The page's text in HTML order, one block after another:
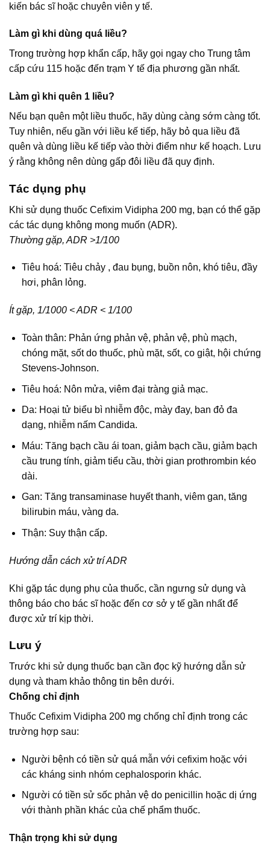
kiến bác sĩ hoặc chuyên viên y tế.
Làm gì khi dùng quá liều?
Trong trường hợp khẩn cấp, hãy gọi ngay cho Trung tâm
cấp cứu 115 hoặc đến trạm Y tế địa phương gần nhất.
Làm gì khi quên 1 liều?
Nếu bạn quên một liều thuốc, hãy dùng càng sớm càng tốt.
Tuy nhiên, nếu gần với liều kế tiếp, hãy bỏ qua liều đã
quên và dùng liều kế tiếp vào thời điểm như kế hoạch. Lưu
ý rằng không nên dùng gấp đôi liều đã quy định.
Tác dụng phụ
Khi sử dụng thuốc Cefixim Vidipha 200 mg, bạn có thể gặp
các tác dụng không mong muốn (ADR).
Thường gặp, ADR >1/100
Tiêu hoá: Tiêu chảy , đau bụng, buồn nôn, khó tiêu, đầy
hơi, phân lỏng.
Ít gặp, 1/1000 < ADR < 1/100
Toàn thân: Phản ứng phản vệ, phản vệ, phù mạch,
chóng mặt, sốt do thuốc, phù mặt, sốt, co giật, hội chứng
Stevens-Johnson.
Tiêu hoá: Nôn mửa, viêm đại tràng giả mạc.
Da: Hoại tử biểu bì nhiễm độc, mày đay, ban đỏ đa
dạng, nhiễm nấm Candida.
Máu: Tăng bạch cầu ái toan, giảm bạch cầu, giảm bạch
cầu trung tính, giảm tiểu cầu, thời gian prothrombin kéo
dài.
Gan: Tăng transaminase huyết thanh, viêm gan, tăng
bilirubin máu, vàng da.
Thận: Suy thận cấp.
Hướng dẫn cách xử trí ADR
Khi gặp tác dụng phụ của thuốc, cần ngưng sử dụng và
thông báo cho bác sĩ hoặc đến cơ sở y tế gần nhất để
được xử trí kịp thời.
Lưu ý
Trước khi sử dụng thuốc bạn cần đọc kỹ hướng dẫn sử
dụng và tham khảo thông tin bên dưới.
Chống chỉ định
Thuốc Cefixim Vidipha 200 mg chống chỉ định trong các
trường hợp sau:
Người bệnh có tiền sử quá mẫn với cefixim hoặc với
các kháng sinh nhóm cephalosporin khác.
Người có tiền sử sốc phản vệ do penicillin hoặc dị ứng
với thành phần khác của chế phẩm thuốc.
Thận trọng khi sử dụng